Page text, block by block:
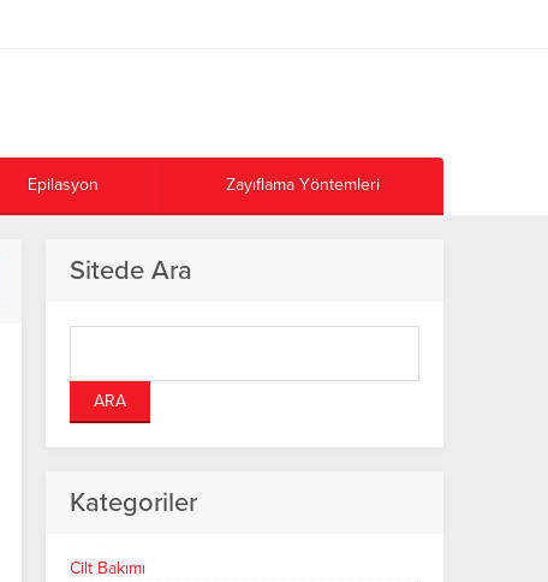
Epilasyon Zayıflama Yöntemleri
Sitede Ara
Kategoriler
Cilt Bakımı